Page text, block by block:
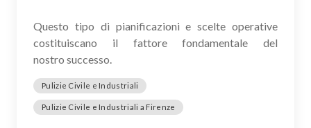
Questo tipo di pianificazioni e scelte operative
costituiscano il fattore fondamentale del
nostro successo.
Pulizie Civile e Industriali
Pulizie Civile e Industriali a Firenze